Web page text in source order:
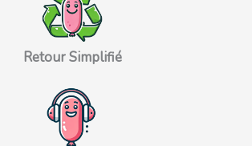
Retour Simplifié